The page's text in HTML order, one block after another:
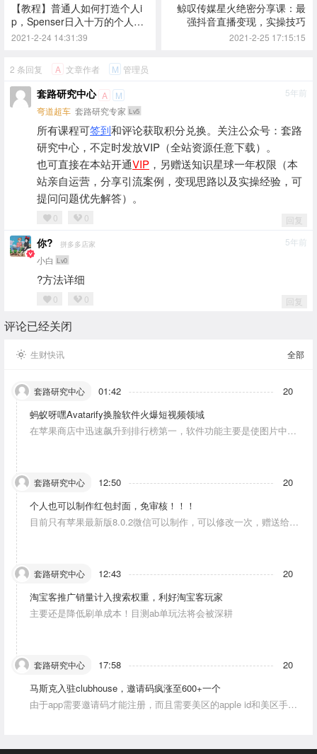
【教程】普通人如何打造个人i
p，Spenser日入十万的个人品
牌课
2021-2-24 14:31:39
鲸叹传媒星火绝密分享课：最
强抖音直播变现，实操技巧
2021-2-25 17:15:15
2 条回复 A 文章作者 M 管理员
套路研究中心 A
M
弯道超车 套路研究专家 Lv5
5年前
所有课程可签到和评论获取积分兑换。关注公众号：套路
研究中心，不定时发放VIP（全站资源任意下载）。
也可直接在本站开通VIP ，另赠送知识星球一年权限（本
站亲自运营，分享引流案例，变现思路以及实操经验，可
提问问题优先解答）。
0 0 回复
你? 拼多多店家
小白 Lv0
5年前
?方法详细
0 0 回复
评论已经关闭
生财快讯 全部
套路研究中心 01:42
20
蚂蚁呀嘿Avatarify换脸软件火爆短视频领域
在苹果商店中迅速飙升到排行榜第一，软件功能主要是使图片中的
套路研究中心 12:50
20
个人也可以制作红包封面，免审核！！！
目前只有苹果最新版8.0.2微信可以制作，可以修改一次，赠送给10
套路研究中心 12:43
20
淘宝客推广销量计入搜索权重，利好淘宝客玩家
主要还是降低刷单成本！目测ab单玩法将会被深耕
套路研究中心 17:58
20
马斯克入驻clubhouse，邀请码疯涨至600+一个
由于app需要邀请码才能注册，而且需要美区的apple id和美区手机